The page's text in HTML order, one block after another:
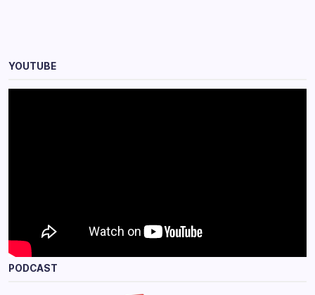
YOUTUBE
PODCAST